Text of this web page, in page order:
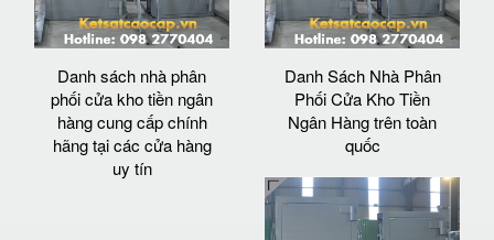
Danh sách nhà phân
phối cửa kho tiền ngân
hàng cung cấp chính
hãng tại các cửa hàng
uy tín
Danh Sách Nhà Phân
Phối Cửa Kho Tiền
Ngân Hàng trên toàn
quốc